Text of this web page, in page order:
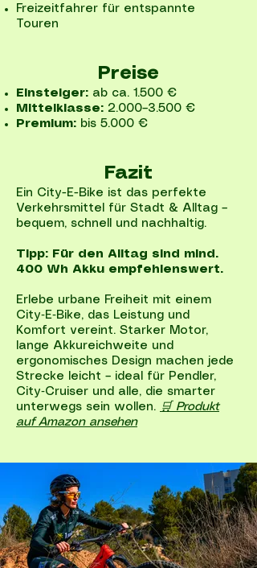
Freizeitfahrer für entspannte
Touren
Preise
Einsteiger: ab ca. 1.500 €
Mittelklasse: 2.000–3.500 €
Premium: bis 5.000 €
Fazit
Ein City-E-Bike ist das perfekte
Verkehrsmittel für Stadt & Alltag –
bequem, schnell und nachhaltig.
Tipp: Für den Alltag sind mind.
400 Wh Akku empfehlenswert.
Erlebe urbane Freiheit mit einem
City‑E‑Bike, das Leistung und
Komfort vereint. Starker Motor,
lange Akkureichweite und
ergonomisches Design machen jede
Strecke leicht – ideal für Pendler,
City‑Cruiser und alle, die smarter
unterwegs sein wollen. 🛒 Produkt
auf Amazon ansehen